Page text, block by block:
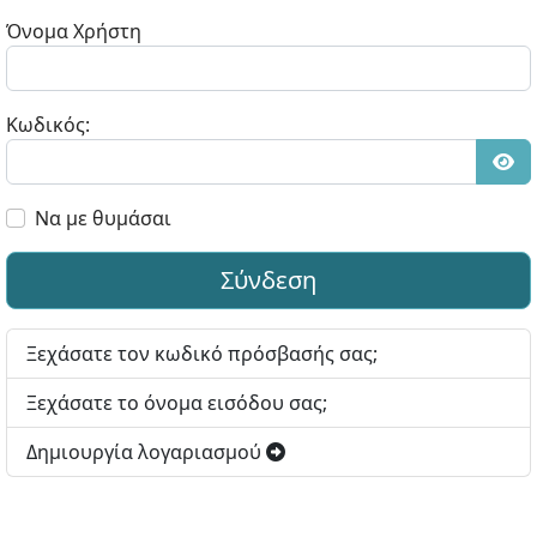
Όνομα Χρήστη
Κωδικός:
Να με θυμάσαι
Σύνδεση
Ξεχάσατε τον κωδικό πρόσβασής σας;
Ξεχάσατε το όνομα εισόδου σας;
Δημιουργία λογαριασμού